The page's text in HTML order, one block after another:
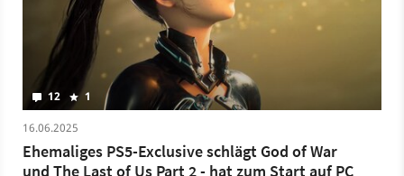
12 1
16.06.2025
Ehemaliges PS5-Exclusive schlägt God of War
und The Last of Us Part 2 - hat zum Start auf PC